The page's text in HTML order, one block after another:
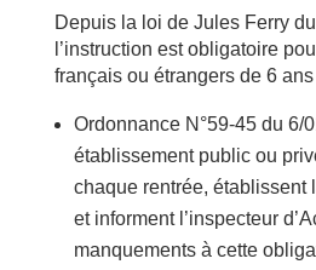
Depuis la loi de Jules Ferry
l’instruction est obligatoire
français ou étrangers de 6
Ordonnance N°59-45 du 6/
établissement public ou
chaque rentrée, établissent
et informent l’inspecteur
manquements à cette